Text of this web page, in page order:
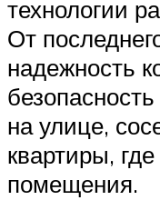
технологии
От
надежность
на улице,
квартиры,
помещения.